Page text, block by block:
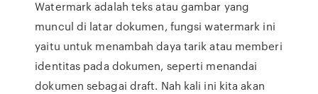
Watermark adalah teks atau gambar yang
muncul di latar dokumen, fungsi watermark ini
yaitu untuk menambah daya tarik atau memberi
identitas pada dokumen, seperti menandai
dokumen sebagai draft. Nah kali ini kita akan